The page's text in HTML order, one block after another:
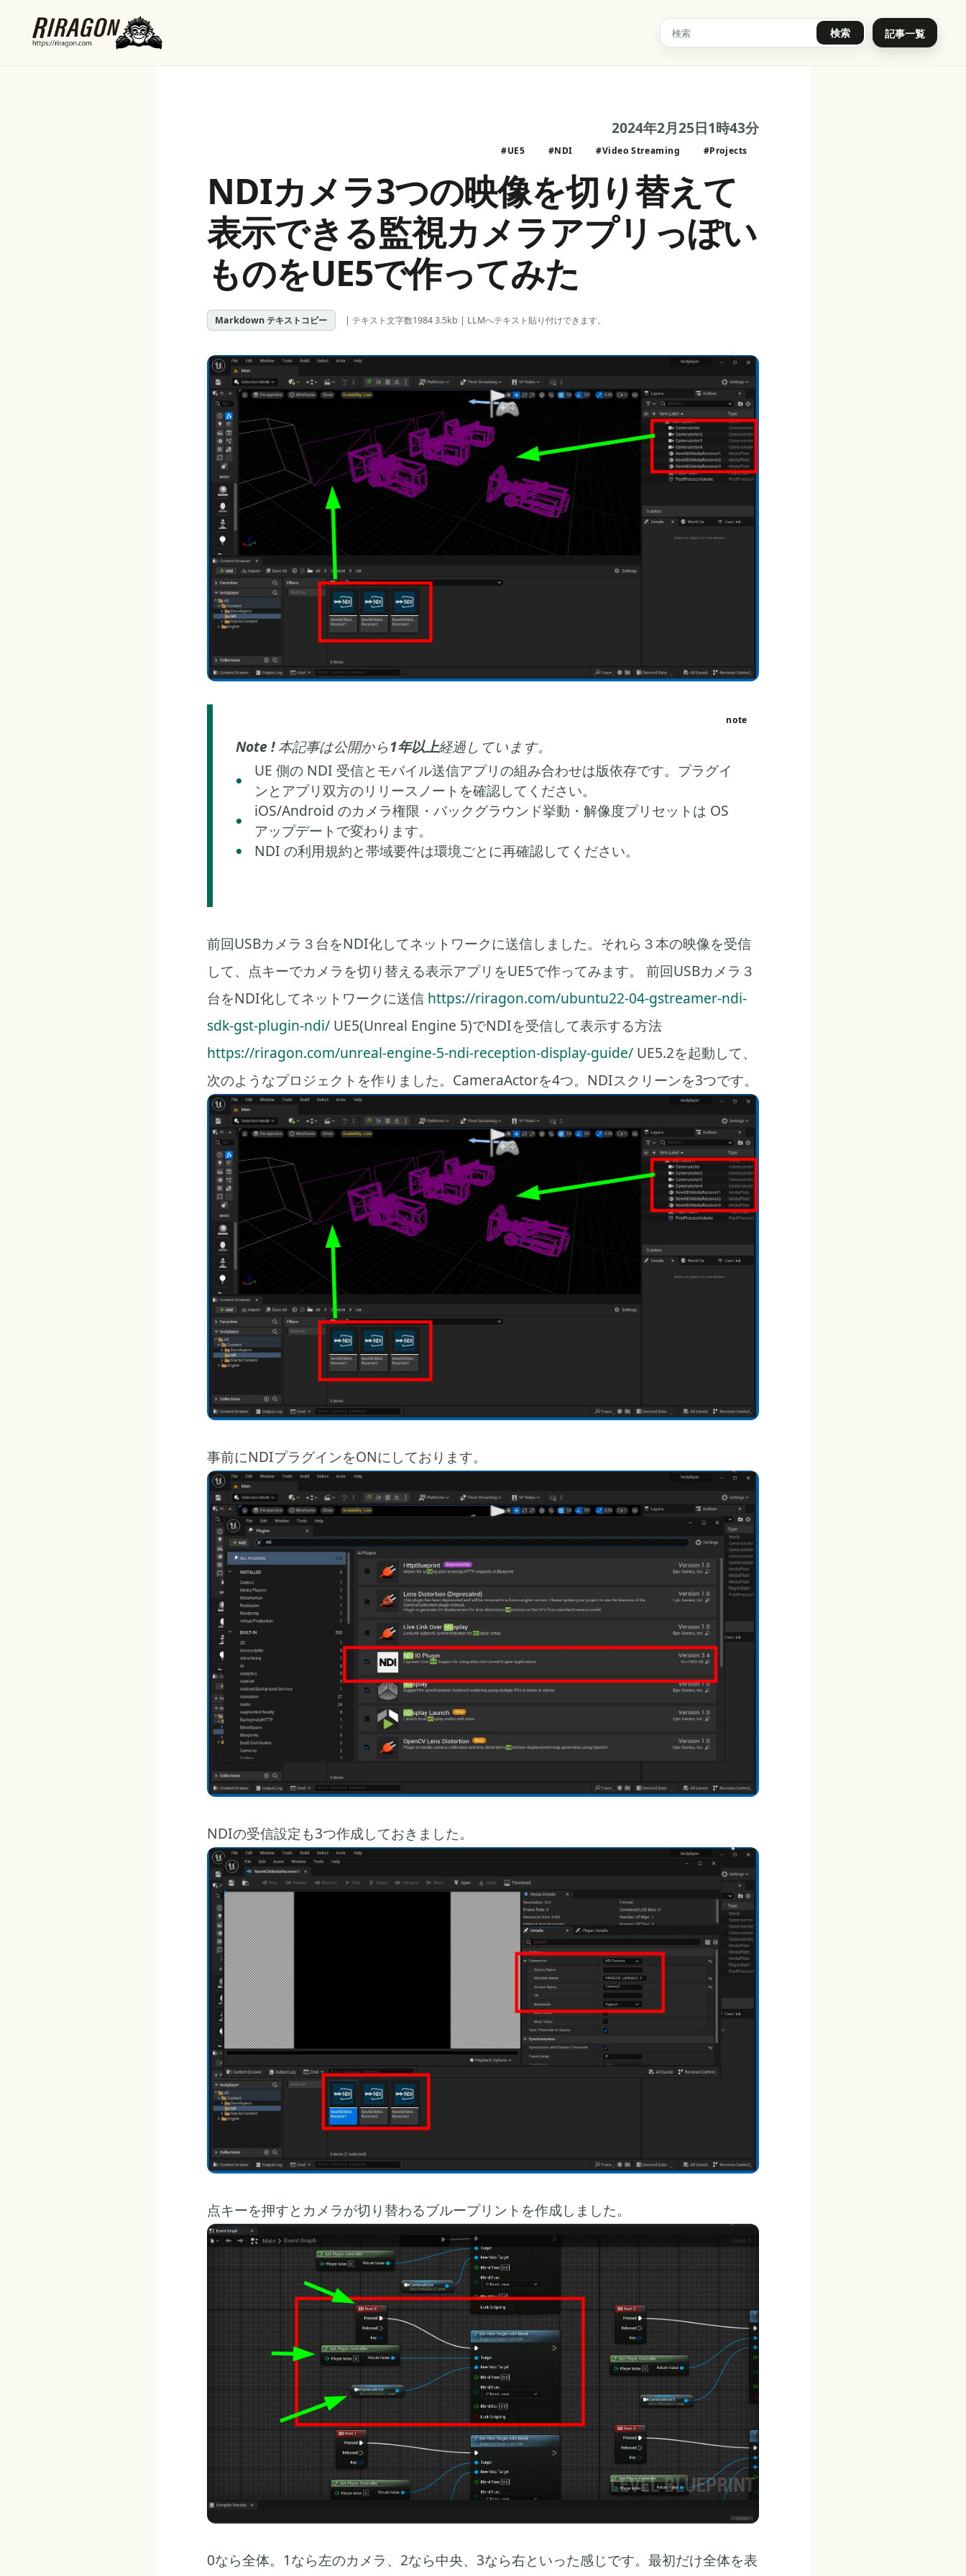
検索 記事一覧
2024年2月25日1時43分
#UE5 #NDI #Video Streaming #Projects
NDIカメラ3つの映像を切り替えて
表示できる監視カメラアプリっぽい
ものをUE5で作ってみた
Markdown テキストコピー | テキスト文字数1984 3.5kb | LLMへテキスト貼り付けできます。
Note !本記事は公開から1年以上経過しています。
UE 側の NDI 受信とモバイル送信アプリの組み合わせは版依存です。プラグイ
ンとアプリ双方のリリースノートを確認してください。
iOS/Android のカメラ権限・バックグラウンド挙動・解像度プリセットは OS
アップデートで変わります。
NDI の利用規約と帯域要件は環境ごとに再確認してください。
前回USBカメラ３台をNDI化してネットワークに送信しました。それら３本の映像を受信
して、点キーでカメラを切り替える表示アプリをUE5で作ってみます。 前回USBカメラ３
台をNDI化してネットワークに送信 https://riragon.com/ubuntu22-04-gstreamer-ndi-
sdk-gst-plugin-ndi/ UE5(Unreal Engine 5)でNDIを受信して表示する方法
https://riragon.com/unreal-engine-5-ndi-reception-display-guide/ UE5.2を起動して、
次のようなプロジェクトを作りました。CameraActorを4つ。NDIスクリーンを3つです。
事前にNDIプラグインをONにしております。
NDIの受信設定も3つ作成しておきました。
点キーを押すとカメラが切り替わるブループリントを作成しました。
0なら全体。1なら左のカメラ、2なら中央、3なら右といった感じです。最初だけ全体を表